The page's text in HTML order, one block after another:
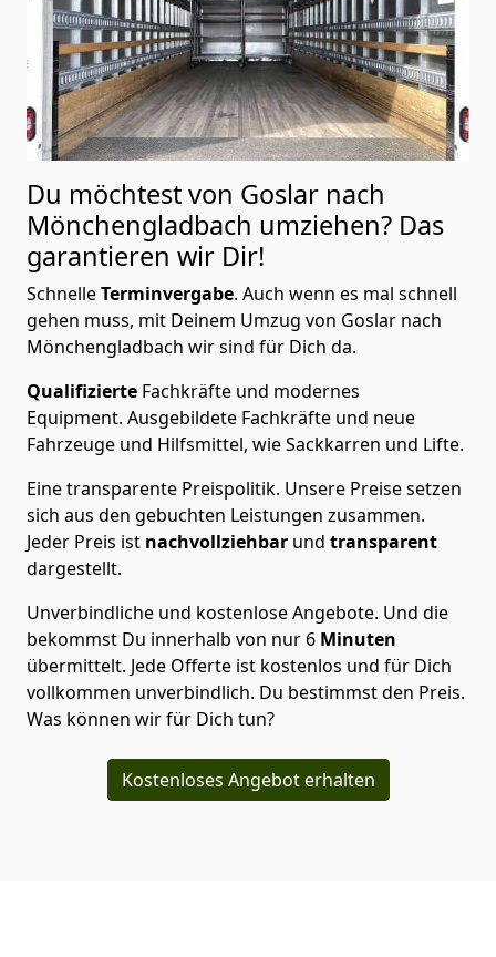
Du möchtest von Goslar nach
Mönchen­gladbach umziehen? Das
garantieren wir Dir!
SchnelleTerminvergabe. Auch wenn es mal schnell
gehen muss, mit Deinem Umzug von Goslar nach
Mönchen­gladbach wir sind für Dich da.
Qualifizierte Fachkräfte und modernes
Equipment. Ausgebildete Fachkräfte und neue
Fahrzeuge und Hilfsmittel, wie Sackkarren und Lifte.
Eine transparente Preispolitik. Unsere Preise setzen
sich aus den gebuchten Leistungen zusammen.
Jeder Preis ist nachvollziehbar und transparent
dargestellt.
Unverbindliche und kostenlose Angebote. Und die
bekommst Du innerhalb von nur 6 Minuten
übermittelt. Jede Offerte ist kostenlos und für Dich
vollkommen unverbindlich. Du bestimmst den Preis.
Was können wir für Dich tun?
Kostenloses Angebot erhalten